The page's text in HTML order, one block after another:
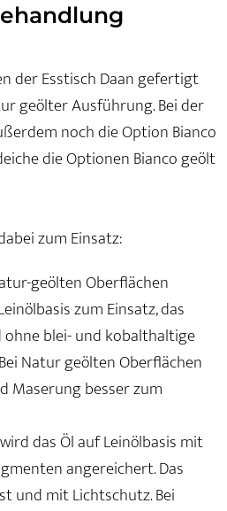
der Esstisch Daan gefertigt
geölter Ausführung. Bei der
noch die Option Bianco
die Optionen Bianco geölt
zum Einsatz:
geölten Oberflächen
zum Einsatz, das
blei- und kobalthaltige
Natur geölten Oberflächen
Maserung besser zum
das Öl auf Leinölbasis mit
angereichert. Das
und mit Lichtschutz. Bei